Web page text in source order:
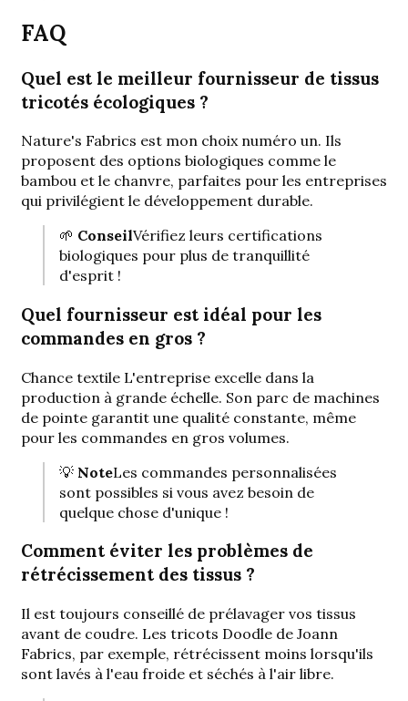
FAQ
Quel est le meilleur fournisseur de tissus
tricotés écologiques ?
Nature's Fabrics est mon choix numéro un. Ils
proposent des options biologiques comme le
bambou et le chanvre, parfaites pour les entreprises
qui privilégient le développement durable.
🌱 ConseilVérifiez leurs certifications
biologiques pour plus de tranquillité
d'esprit !
Quel fournisseur est idéal pour les
commandes en gros ?
Chance textileL'entreprise excelle dans la
production à grande échelle. Son parc de machines
de pointe garantit une qualité constante, même
pour les commandes en gros volumes.
💡 NoteLes commandes personnalisées
sont possibles si vous avez besoin de
quelque chose d'unique !
Comment éviter les problèmes de
rétrécissement des tissus ?
Il est toujours conseillé de prélavager vos tissus
avant de coudre. Les tricots Doodle de Joann
Fabrics, par exemple, rétrécissent moins lorsqu'ils
sont lavés à l'eau froide et séchés à l'air libre.